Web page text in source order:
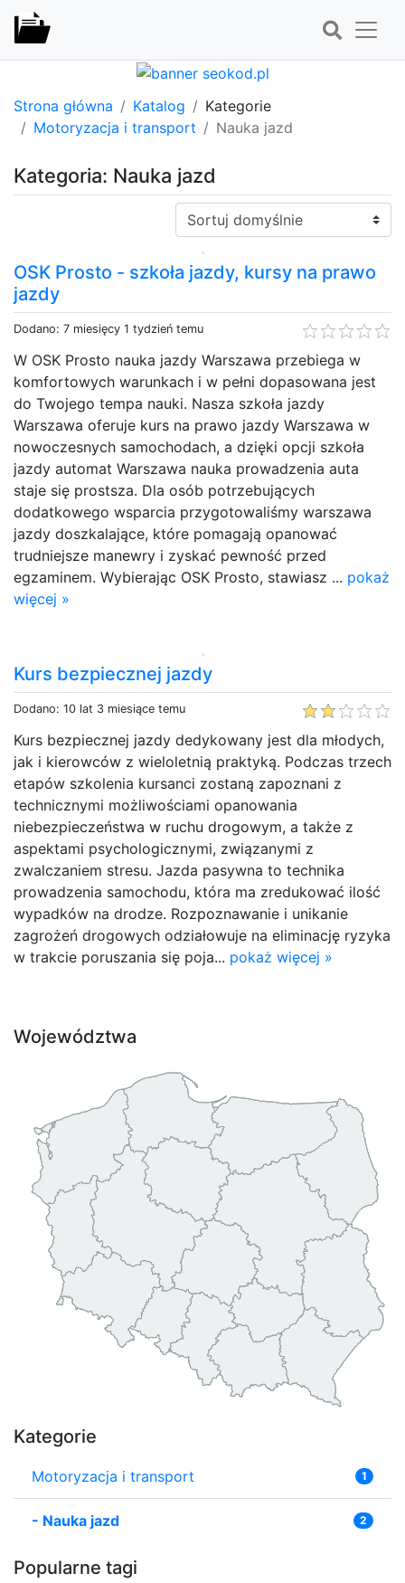
Strona główna Katalog
Kategorie
Motoryzacja i transport
Nauka jazd
Kategoria: Nauka jazd
Sortuj:
OSK Prosto - szkoła jazdy, kursy na prawo
jazdy
Dodano: 7 miesięcy 1 tydzień temu
W OSK Prosto nauka jazdy Warszawa przebiega w
komfortowych warunkach i w pełni dopasowana jest
do Twojego tempa nauki. Nasza szkoła jazdy
Warszawa oferuje kurs na prawo jazdy Warszawa w
nowoczesnych samochodach, a dzięki opcji szkoła
jazdy automat Warszawa nauka prowadzenia auta
staje się prostsza. Dla osób potrzebujących
dodatkowego wsparcia przygotowaliśmy warszawa
jazdy doszkalające, które pomagają opanować
trudniejsze manewry i zyskać pewność przed
egzaminem. Wybierając OSK Prosto, stawiasz ... pokaż
więcej »
Kurs bezpiecznej jazdy
Dodano: 10 lat 3 miesiące temu
Kurs bezpiecznej jazdy dedykowany jest dla młodych,
jak i kierowców z wieloletnią praktyką. Podczas trzech
etapów szkolenia kursanci zostaną zapoznani z
technicznymi możliwościami opanowania
niebezpieczeństwa w ruchu drogowym, a także z
aspektami psychologicznymi, związanymi z
zwalczaniem stresu. Jazda pasywna to technika
prowadzenia samochodu, która ma zredukować ilość
wypadków na drodze. Rozpoznawanie i unikanie
zagrożeń drogowych odziałowuje na eliminację ryzyka
w trakcie poruszania się poja... pokaż więcej »
Województwa
Kategorie
Motoryzacja i transport 1
- Nauka jazd 2
Popularne tagi